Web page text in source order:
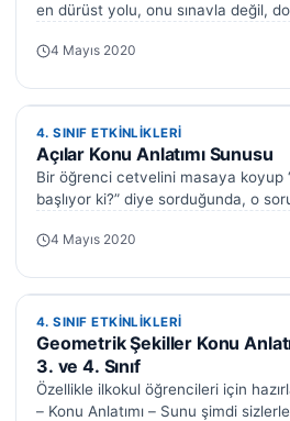
en dürüst yolu, onu sınavla değil,
4 Mayıs 2020
4. SINIF ETKINLIKLERI
4. SINIF ETKINLIKLERI
Açılar Konu Anlatımı Sunusu
Bir öğrenci cetvelini masaya koyup
başlıyor ki?” diye sorduğunda, o
4 Mayıs 2020
4. SINIF ETKINLIKLERI
4. SINIF ETKINLIKLERI
Geometrik Şekiller Konu
3. ve 4. Sınıf
Özellikle ilkokul öğrencileri için
– Konu Anlatımı – Sunu şimdi